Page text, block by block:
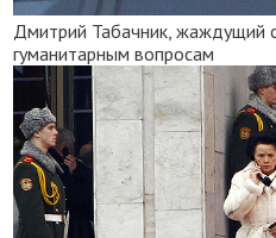
Дмитрий Табачник, жаждущий
гуманитарным вопросам